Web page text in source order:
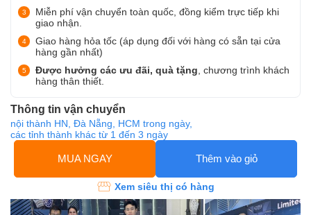
Miễn phí vận chuyển toàn quốc, đồng kiểm trực tiếp khi
giao nhận.
Giao hàng hỏa tốc (áp dụng đối với hàng có sẵn tại cửa
hàng gần nhất)
Được hưởng các ưu đãi, quà tặng , chương trình khách
hàng thân thiết.
Thông tin vận chuyển
nội thành HN, Đà Nẵng, HCM trong ngày,
các tỉnh thành khác từ 1 đến 3 ngày
MUA NGAY Thêm vào giỏ
Xem siêu thị có hàng